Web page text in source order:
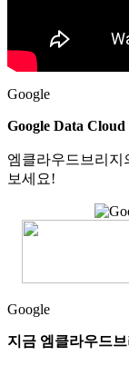
Google
Google Data
엠클라우드브리지
보세요!
Google
지금 엠클라우드